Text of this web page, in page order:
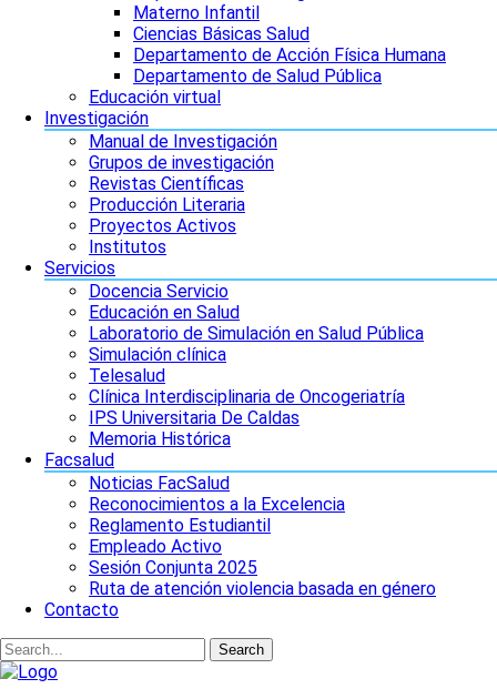
Materno Infantil
Ciencias Básicas Salud
Departamento de Acción Física Humana
Departamento de Salud Pública
Educación virtual
Investigación
Manual de Investigación
Grupos de investigación
Revistas Científicas
Producción Literaria
Proyectos Activos
Institutos
Servicios
Docencia Servicio
Educación en Salud
Laboratorio de Simulación en Salud Pública
Simulación clínica
Telesalud
Clínica Interdisciplinaria de Oncogeriatría
IPS Universitaria De Caldas
Memoria Histórica
Facsalud
Noticias FacSalud
Reconocimientos a la Excelencia
Reglamento Estudiantil
Empleado Activo
Sesión Conjunta 2025
Ruta de atención violencia basada en género
Contacto
Search